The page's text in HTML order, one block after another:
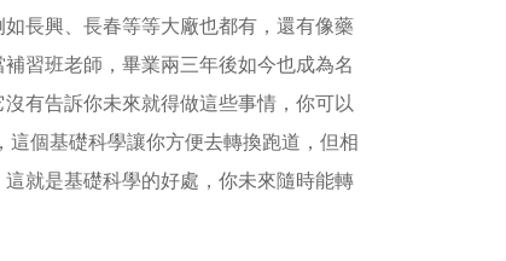
長興、長春等等大廠也都有，還有像藥
習班老師，畢業兩三年後如今也成為名
有告訴你未來就得做這些事情，你可以
個基礎科學讓你方便去轉換跑道，但相
就是基礎科學的好處，你未來隨時能轉